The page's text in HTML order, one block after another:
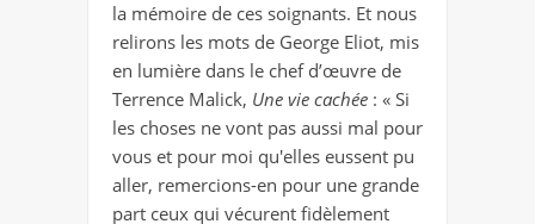
la mémoire de ces soignants. Et nous
relirons les mots de George Eliot, mis
en lumière dans le chef d’œuvre de
Terrence Malick, Une vie cachée : « Si
les choses ne vont pas aussi mal pour
vous et pour moi qu'elles eussent pu
aller, remercions-en pour une grande
part ceux qui vécurent fidèlement